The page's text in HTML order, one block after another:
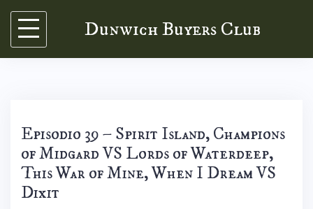
Skip
content
Dunwich Buyers Club
Episodio 39 – Spirit Island, Champions
of Midgard VS Lords of Waterdeep,
This War of Mine, When I Dream VS
Dixit